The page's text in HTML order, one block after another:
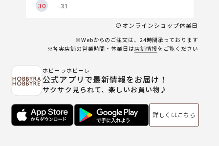
30
31
オンラインショップ休業日
※Webからのご注文は、24時間承っております
※各実店舗の営業時間・休業日は店舗情報をご覧ください
ホビーラホビーレ
公式アプリで最新情報をお届け！
サクサク見られて、楽しいお買い物♪
詳しくはこちら